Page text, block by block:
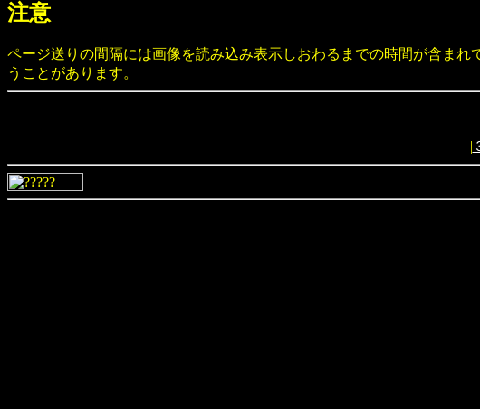
注意
ページ送りの間隔には画像を読み込み表示しおわるまでの時間が含ま
うことがあります。
|